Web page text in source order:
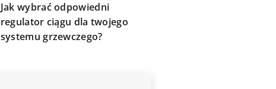
Jak wybrać odpowiedni
regulator ciągu dla twojego
systemu grzewczego?